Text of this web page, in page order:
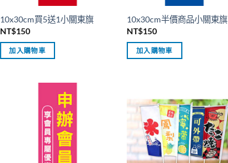
10x30cm買5送1小關東旗
NT$150
加入購物車
10x30cm半價商品小關東旗
NT$150
加入購物車